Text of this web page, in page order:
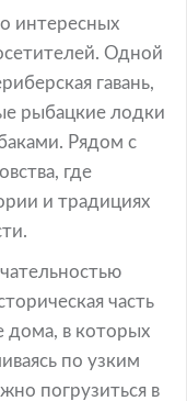
интересных
Одной
гавань,
рыбацкие лодки
Рядом с
где
и традициях
часть
дома, в которых
по узким
погрузиться в